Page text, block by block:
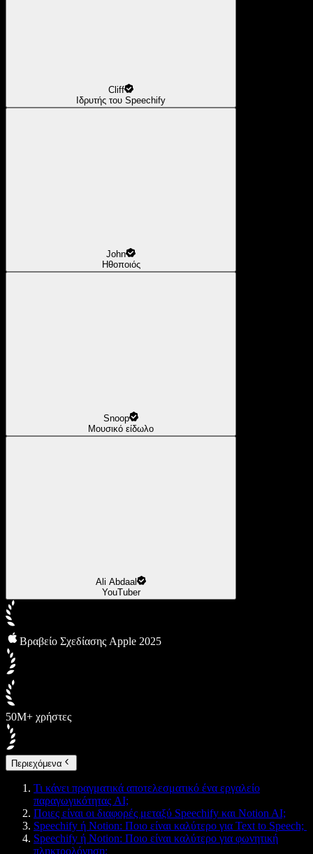
Cliff
Ιδρυτής του Speechify
John
Ηθοποιός
Snoop
Μουσικό είδωλο
Ali Abdaal
YouTuber
Βραβείο Σχεδίασης Apple 2025
50M+ χρήστες
Περιεχόμενα
Τι κάνει πραγματικά αποτελεσματικό ένα εργαλείο
παραγωγικότητας AI;
Ποιες είναι οι διαφορές μεταξύ Speechify και Notion AI;
Speechify ή Notion: Ποιο είναι καλύτερο για Text to Speech;
Speechify ή Notion: Ποιο είναι καλύτερο για φωνητική
πληκτρολόγηση;